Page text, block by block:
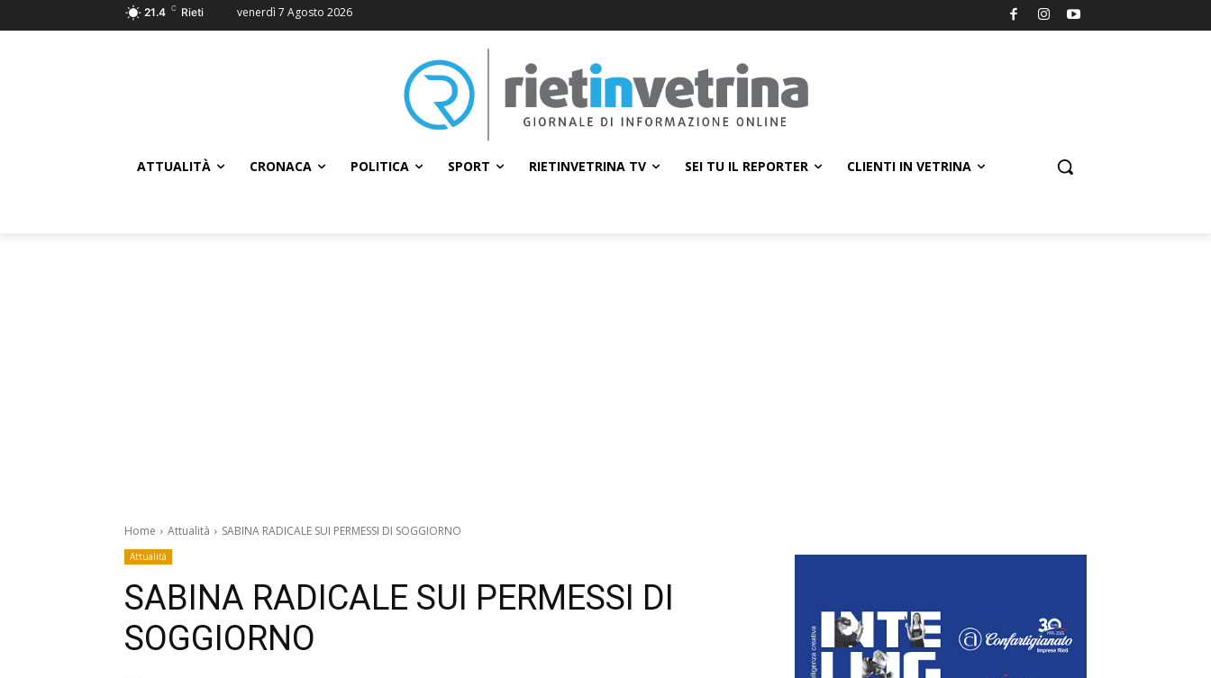
21.4 C Rieti venerdì 7 Agosto 2026
ATTUALITÀ CRONACA POLITICA SPORT RIETINVETRINA TV SEI TU IL REPORTER CLIENTI IN VETRINA
Home Attualità SABINA RADICALE SUI PERMESSI DI SOGGIORNO
Attualità
SABINA RADICALE SUI PERMESSI DI
SOGGIORNO